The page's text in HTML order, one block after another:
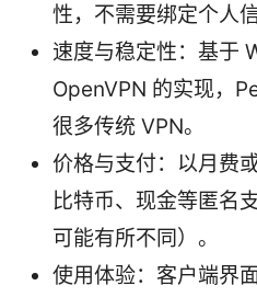
性，不需要绑定个人
速度与稳定性：基于
OpenVPN 的实现，
很多传统 VPN。
价格与支付：以月费
比特币、现金等匿名
可能有所不同）。
使用体验：客户端界